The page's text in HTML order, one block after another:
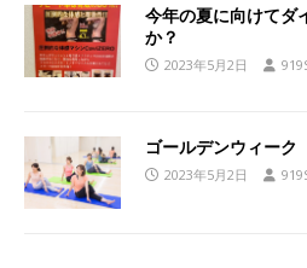
今年の夏に向けてダ
か？
2023年5月2日
ゴールデンウィーク
2023年5月2日